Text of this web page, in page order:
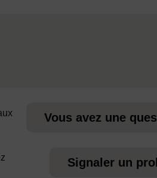
Vous avez une
Signaler un